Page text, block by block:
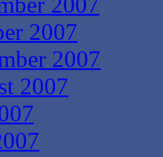
2007
2007
2007